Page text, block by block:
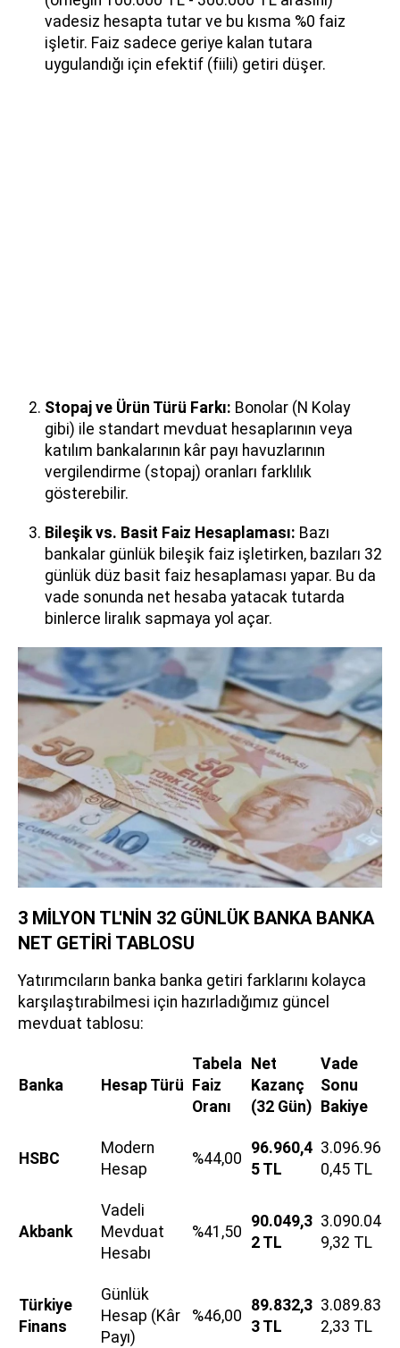
vadesiz hesapta tutar ve bu kısma %0 faiz
işletir. Faiz sadece geriye kalan tutara
uygulandığı için efektif (fiili) getiri düşer.
Stopaj ve Ürün Türü Farkı: Bonolar (N Kolay
gibi) ile standart mevduat hesaplarının veya
katılım bankalarının kâr payı havuzlarının
vergilendirme (stopaj) oranları farklılık
gösterebilir.
Bileşik vs. Basit Faiz Hesaplaması: Bazı
bankalar günlük bileşik faiz işletirken, bazıları 32
günlük düz basit faiz hesaplaması yapar. Bu da
vade sonunda net hesaba yatacak tutarda
binlerce liralık sapmaya yol açar.
3 MİLYON TL'NİN 32 GÜNLÜK BANKA BANKA
NET GETİRİ TABLOSU
Yatırımcıların banka banka getiri farklarını kolayca
karşılaştırabilmesi için hazırladığımız güncel
mevduat tablosu:
Banka Hesap Türü
Tabela
Faiz
Oranı
Net
Kazanç
(32 Gün)
Vade
Sonu
Bakiye
HSBC
Modern
Hesap
%44,00
96.960,4
5 TL
3.096.96
0,45 TL
Akbank
Vadeli
Mevduat
Hesabı
%41,50
90.049,3
2 TL
3.090.04
9,32 TL
Türkiye
Finans
Günlük
Hesap (Kâr
Payı)
%46,00
89.832,3
3 TL
3.089.83
2,33 TL